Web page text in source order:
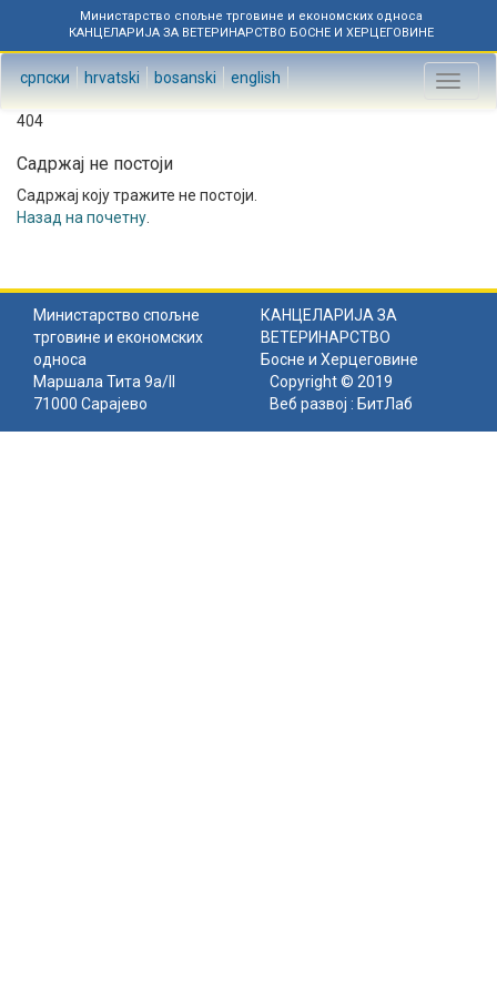
Министарство спољне трговине и економских односа
КАНЦЕЛАРИЈА ЗА ВЕТЕРИНАРСТВО БОСНЕ И ХЕРЦЕГОВИНЕ
српски hrvatski bosanski english
Toggle
404
Садржај не постоји
Садржај коју тражите не постоји.
Назад на почетну
Министарство спољне
трговине и економских
односа
КАНЦЕЛАРИЈА ЗА
ВЕТЕРИНАРСТВО
Босне и Херцеговине
Маршала Тита 9а/II
71000 Сарајево
Copyright © 2019
Веб развој : БитЛаб